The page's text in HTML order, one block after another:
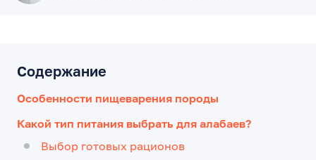
Содержание
Особенности пищеварения породы
Какой тип питания выбрать для алабаев?
Выбор готовых рационов